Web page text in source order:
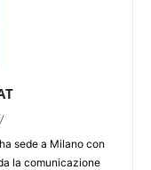
sede a Milano con
la comunicazione